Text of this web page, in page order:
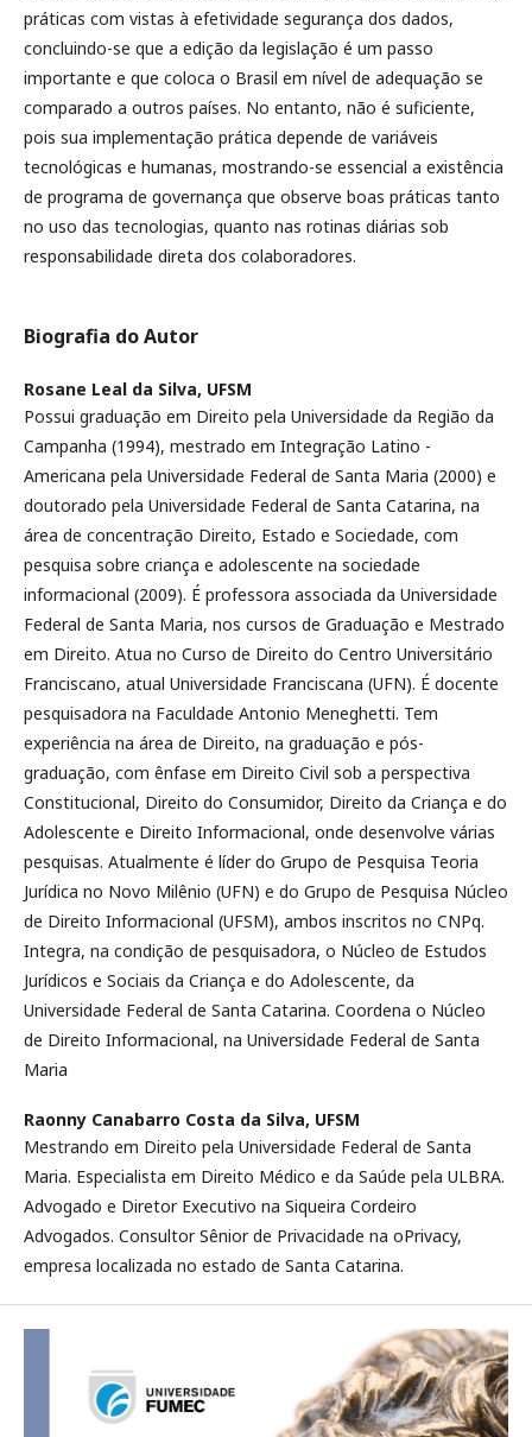
práticas com vistas à efetividade segurança dos dados,
concluindo-se que a edição da legislação é um passo
importante e que coloca o Brasil em nível de adequação se
comparado a outros países. No entanto, não é suficiente,
pois sua implementação prática depende de variáveis
tecnológicas e humanas, mostrando-se essencial a existência
de programa de governança que observe boas práticas tanto
no uso das tecnologias, quanto nas rotinas diárias sob
responsabilidade direta dos colaboradores.
Biografia do Autor
Rosane Leal da Silva, UFSM
Possui graduação em Direito pela Universidade da Região da
Campanha (1994), mestrado em Integração Latino -
Americana pela Universidade Federal de Santa Maria (2000) e
doutorado pela Universidade Federal de Santa Catarina, na
área de concentração Direito, Estado e Sociedade, com
pesquisa sobre criança e adolescente na sociedade
informacional (2009). É professora associada da Universidade
Federal de Santa Maria, nos cursos de Graduação e Mestrado
em Direito. Atua no Curso de Direito do Centro Universitário
Franciscano, atual Universidade Franciscana (UFN). É docente
pesquisadora na Faculdade Antonio Meneghetti. Tem
experiência na área de Direito, na graduação e pós-
graduação, com ênfase em Direito Civil sob a perspectiva
Constitucional, Direito do Consumidor, Direito da Criança e do
Adolescente e Direito Informacional, onde desenvolve várias
pesquisas. Atualmente é líder do Grupo de Pesquisa Teoria
Jurídica no Novo Milênio (UFN) e do Grupo de Pesquisa Núcleo
de Direito Informacional (UFSM), ambos inscritos no CNPq.
Integra, na condição de pesquisadora, o Núcleo de Estudos
Jurídicos e Sociais da Criança e do Adolescente, da
Universidade Federal de Santa Catarina. Coordena o Núcleo
de Direito Informacional, na Universidade Federal de Santa
Maria
Raonny Canabarro Costa da Silva, UFSM
Mestrando em Direito pela Universidade Federal de Santa
Maria. Especialista em Direito Médico e da Saúde pela ULBRA.
Advogado e Diretor Executivo na Siqueira Cordeiro
Advogados. Consultor Sênior de Privacidade na oPrivacy,
empresa localizada no estado de Santa Catarina.